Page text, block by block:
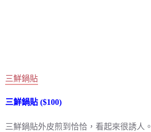
三鮮鍋貼
三鮮鍋貼 ($100)
三鮮鍋貼外皮煎到恰恰，看起來很誘人。